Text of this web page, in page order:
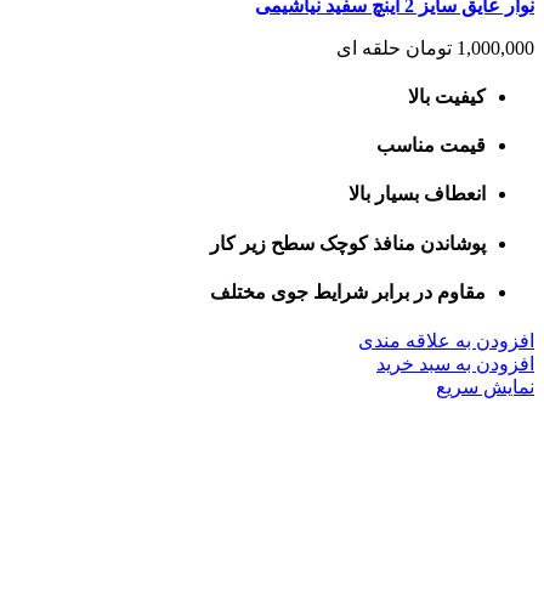
نوار عایق سایز 2 اینچ سفید نیاشیمی
1,000,000 تومان حلقه ای
کیفیت بالا
قیمت مناسب
انعطاف بسیار بالا
پوشاندن منافذ کوچک سطح زیر کار
مقاوم در برابر شرایط جوی مختلف
افزودن به علاقه مندی
افزودن به سبد خرید
نمایش سریع